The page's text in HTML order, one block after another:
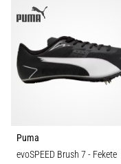
Puma
evoSPEED Brush 7 - Fekete